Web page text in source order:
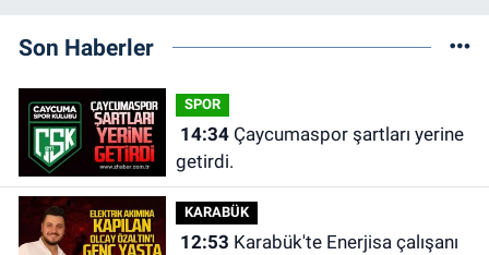
Son Haberler
SPOR
14:34Çaycumaspor şartları yerine
getirdi.
KARABÜK
12:53